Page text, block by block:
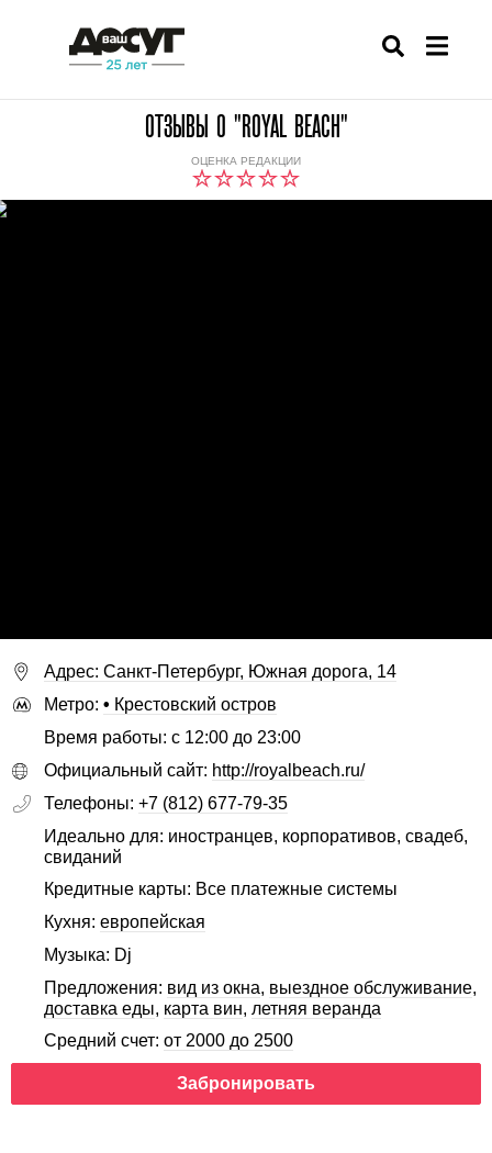
ОТЗЫВЫ О "ROYAL BEACH"
ОЦЕНКА РЕДАКЦИИ
Адрес: Санкт-Петербург, Южная дорога, 14
Метро: • Крестовский остров
Время работы: с 12:00 до 23:00
Официальный сайт: http://royalbeach.ru/
Телефоны: +7 (812) 677-79-35
Идеально для: иностранцев, корпоративов, свадеб,
свиданий
Кредитные карты: Все платежные системы
Кухня: европейская
Музыка: Dj
Предложения: вид из окна, выездное обслуживание,
доставка еды, карта вин, летняя веранда
Средний счет: от 2000 до 2500
Забронировать